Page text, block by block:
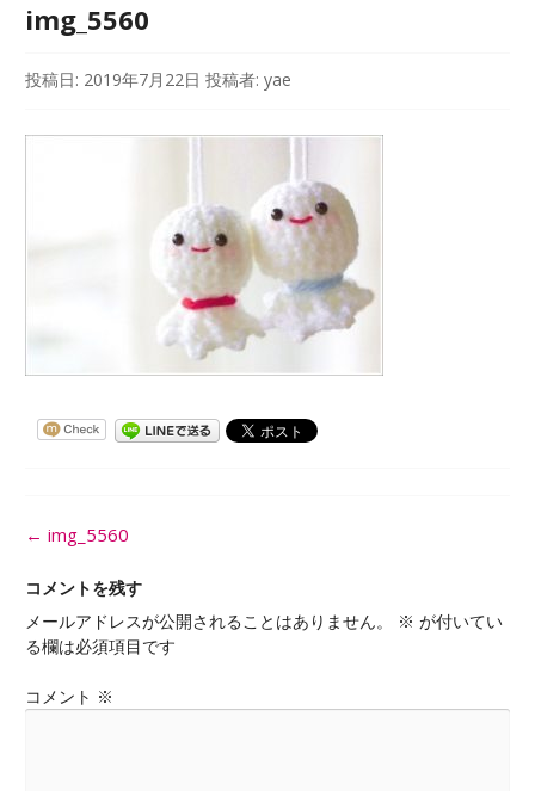
img_5560
投稿日: 2019年7月22日 投稿者:yae
投
ナ
ビ
ゲ
シ
ョ
← img_5560
コメントを残す
メールアドレスが公開されることはありません。
※ が付いてい
る欄は必須項目です
コメント ※